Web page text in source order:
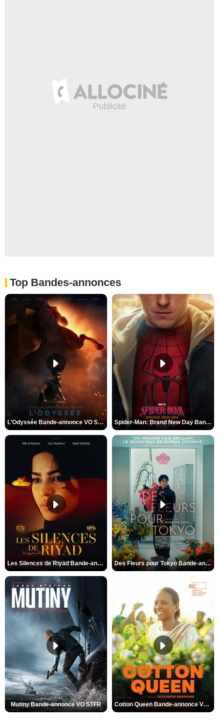
Top Bandes-annonces
L'Odyssée Bande-annonce VO STFR Spider-Man: Brand New Day Bande-annonce VO STFR
Les Silences de Riyad Bande-annonce VO STFR Des Fleurs pour Tokyo Bande-annonce VO STFR
Mutiny Bande-annonce VO STFR Cotton Queen Bande-annonce VO STFR